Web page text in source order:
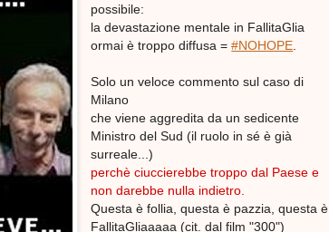
possibile:
la devastazione mentale in FallitaGlia
ormai è troppo diffusa =#NOHOPE
Solo un veloce commento sul caso di
Milano
che viene aggredita da un sedicente
Ministro del Sud (il ruolo in sé è già
surreale...)
perchè ciuccierebbe troppo dal Paese e
non darebbe nulla indietro.
Questa è follia, questa è pazzia, questa è
FallitaGliaaaaa (cit. dal film "300")